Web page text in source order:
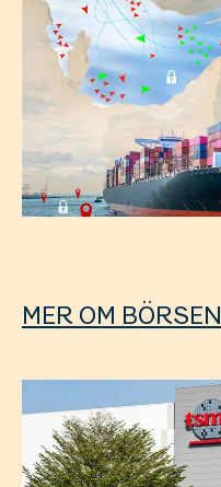
MER OM BÖRSEN